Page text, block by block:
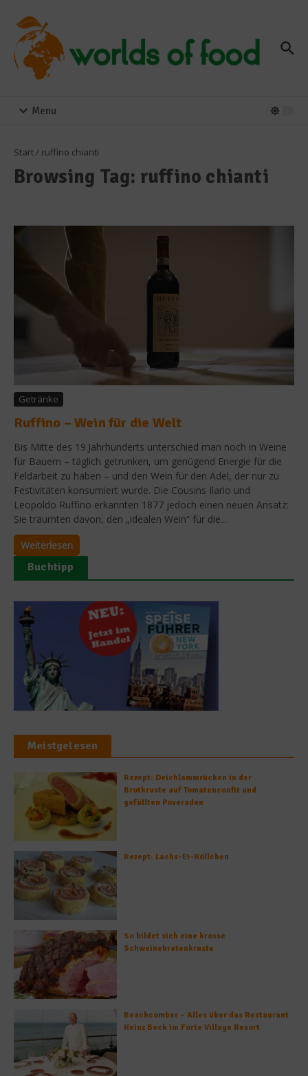
Menu
Start/ ruffino chianti
Browsing Tag: ruffino chianti
Getränke
Ruffino – Wein für die Welt
Bis Mitte des 19.Jahrhunderts unterschied man noch in Weine
für Bauern – täglich getrunken, um genügend Energie für die
Feldarbeit zu haben – und den Wein für den Adel, der nur zu
Festivitäten konsumiert wurde. Die Cousins Ilario und
Leopoldo Ruffino erkannten 1877 jedoch einen neuen Ansatz:
Sie träumten davon, den „idealen Wein“ für die...
Weiterlesen
Buchtipp
Meistgelesen
Rezept: Deichlammrücken in der
Brotkruste auf Tomatenconfit und
gefüllten Poveraden
Rezept: Lachs-Ei-Röllchen
So bildet sich eine krosse
Schweinebratenkruste
Beachcomber – Alles über das Restaurant
Heinz Beck im Forte Village Resort